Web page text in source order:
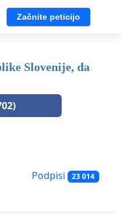
Začnite peticijo
Slovenije, da
Podpisi 23 014